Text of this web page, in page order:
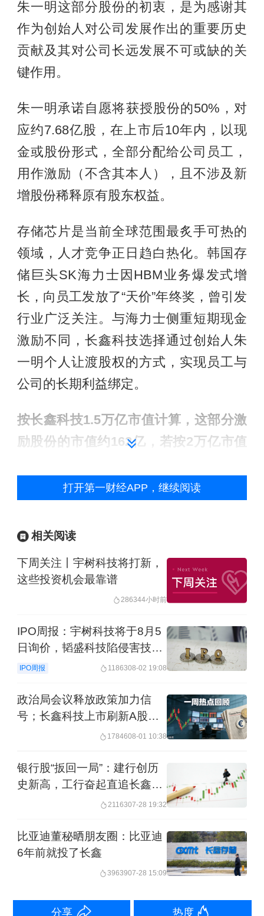
朱一明这部分股份的初衷，是为感谢其
作为创始人对公司发展作出的重要历史
贡献及其对公司长远发展不可或缺的关
键作用。
朱一明承诺自愿将获授股份的50%，对
应约7.68亿股，在上市后10年内，以现
金或股份形式，全部分配给公司员工，
用作激励（不含其本人），且不涉及新
增股份稀释原有股东权益。
存储芯片是当前全球范围最炙手可热的
领域，人才竞争正日趋白热化。韩国存
储巨头SK海力士因HBM业务爆发式增
长，向员工发放了“天价”年终奖，曾引发
行业广泛关注。与海力士侧重短期现金
激励不同，长鑫科技选择通过创始人朱
一明个人让渡股权的方式，实现员工与
公司的长期利益绑定。
按长鑫科技1.5万亿市值计算，这部分激
励股份的市值约162亿，若按2万亿市值
信息，这笔员工激励的市值金额，是A股
与此同时，朱一明承诺了超长股份锁
定，在长鑫科技上市后的第一个十年，
不转让所持股份，
上市满10年后的第二
个十年里，每年最多减持上一年末剩余
锁定股份总数的20%。这一超长股份锁
定期在A股历史也较为罕见。
亿
的股份来源于公司第二期员工持股计
划。2024年5月，长鑫科技董事会审议决
定，将第二期员工持股计划中的15.36亿
股股份授予朱一明。
经履行内外部相关程序，公司于2025年7
授予价格为0.108元/注册资本，这部分股
打开第一财经APP，继续阅读
相关阅读
下周关注丨宇树科技将打新，
这些投资机会最靠谱
286344小时前
IPO周报：宇树科技将于8月5
日询价，韬盛科技陷侵害技术
秘密纠纷
IPO周报 1186308-02 19:08
政治局会议释放政策加力信
号；长鑫科技上市刷新A股纪
录｜一周热点回顾 1784608-01 10:38
银行股“扳回一局”：建行创历
史新高，工行奋起直追长鑫科
2116307-28 19:32
比亚迪董秘晒朋友圈：比亚迪
6年前就投了长鑫
3963907-28 15:09
分享 热度